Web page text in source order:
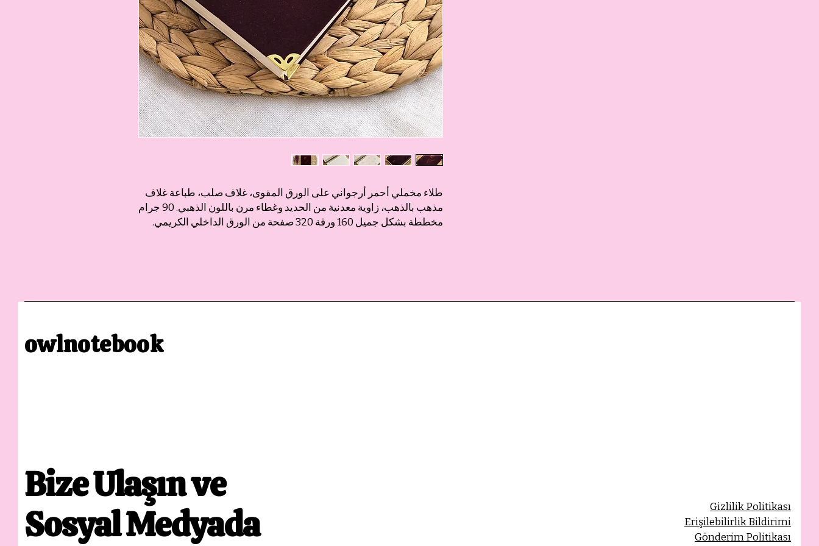
طلاء مخملي أحمر أرجواني على الورق المقوى، غلاف صلب، طباعة غلاف
مذهب بالذهب، زاوية معدنية من الحديد وغطاء مرن باللون الذهبي. 90 جرام
مخططة بشكل جميل 160 ورقة 320 صفحة من الورق الداخلي الكريمي.
owlnotebook
Bize Ulaşın ve
Sosyal Medyada
Gizlilik Politikası
Erişilebilirlik Bildirimi
Gönderim Politikası